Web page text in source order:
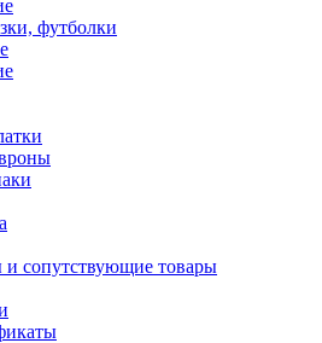
футболки
сопутствующие товары